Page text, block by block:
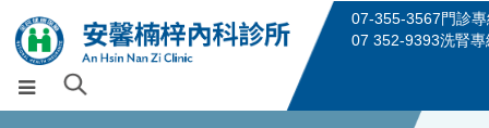
07-355-3567門診
07 352-9393洗腎專